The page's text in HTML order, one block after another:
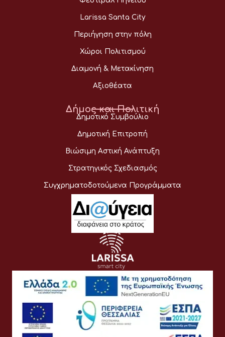
Larissa Santa City
Περιήγηση στην πόλη
Χώροι Πολιτισμού
Διαμονή & Μετακίνηση
Αξιοθέατα
Δήμος και Πολιτική
Δημοτικό Συμβούλιο
Δημοτική Επιτροπή
Βιώσιμη Αστική Ανάπτυξη
Στρατηγικός Σχεδιασμός
Συγχρηματοδοτούμενα Προγράμματα